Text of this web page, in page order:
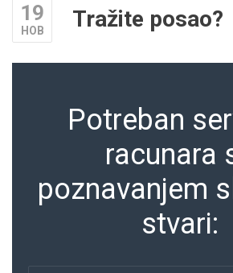
19
НОВ Tražite posao?
Potreban
racunara
poznavanjem
stvari: